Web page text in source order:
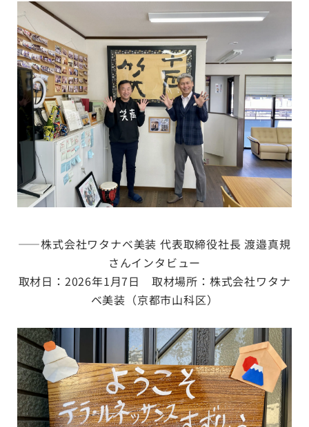
——株式会社ワタナベ美装 代表取締役社長 渡邉真規
さんインタビュー
取材日：2026年1月7日 取材場所：株式会社ワタナ
ベ美装（京都市山科区）